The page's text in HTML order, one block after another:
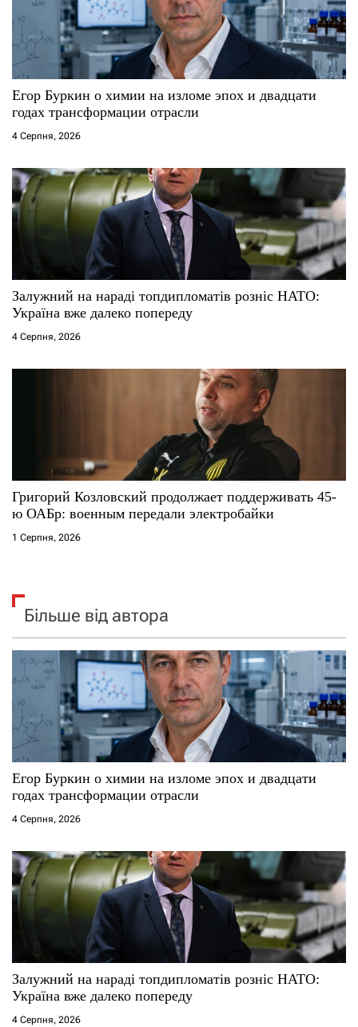
п
и
с
і
в
Егор Буркин о химии на изломе эпох и двадцати
годах трансформации отрасли
4 Серпня, 2026
Залужний на нараді топдипломатів розніс НАТО:
Україна вже далеко попереду
4 Серпня, 2026
Григорий Козловский продолжает поддерживать 45-
ю ОАБр: военным передали электробайки
1 Серпня, 2026
Більше від автора
Егор Буркин о химии на изломе эпох и двадцати
годах трансформации отрасли
4 Серпня, 2026
Залужний на нараді топдипломатів розніс НАТО:
Україна вже далеко попереду
4 Серпня, 2026